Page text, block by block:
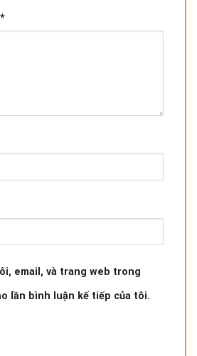
*
email, và trang web trong
lần bình luận kế tiếp của tôi.